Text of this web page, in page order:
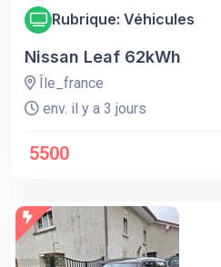
Rubrique: Véhicules
Nissan Leaf 62kWh
Île_france
env. il y a 3 jours
5500